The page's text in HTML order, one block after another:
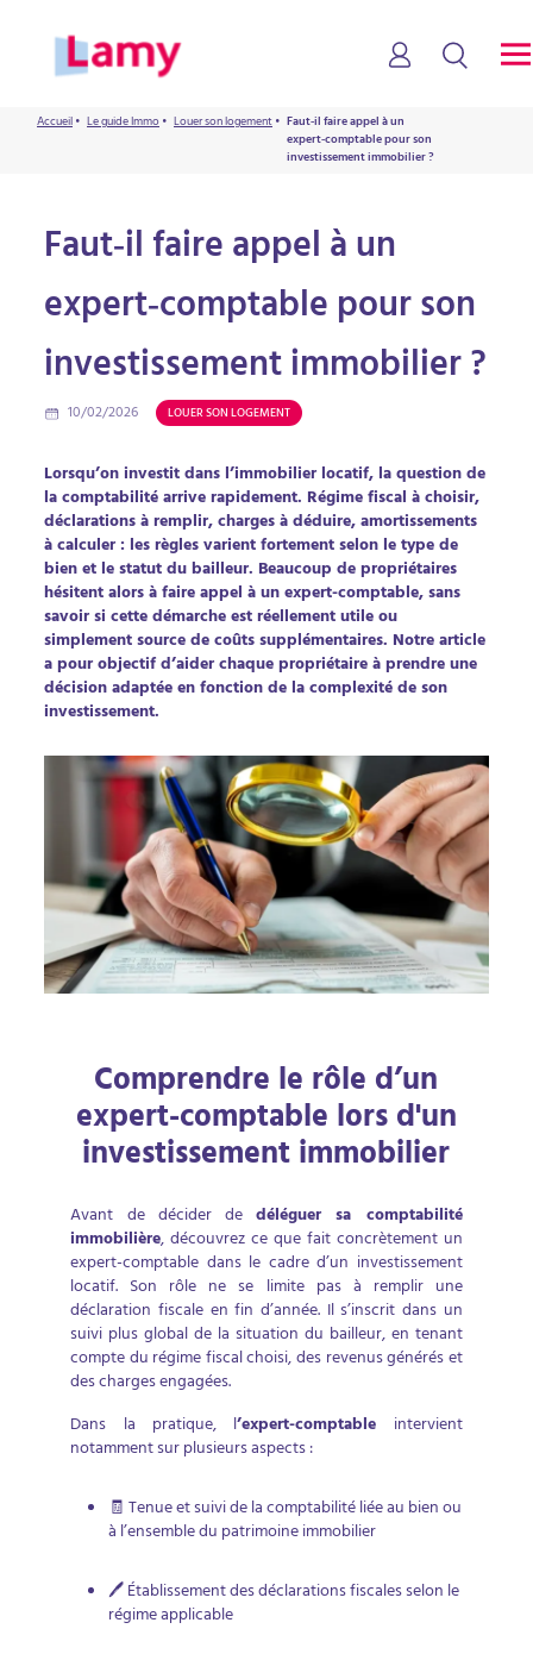
Accueil• Le guide Immo• Louer son logement• Faut‑il faire appel à un
expert‑comptable pour son
investissement immobilier ?
Faut‑il faire appel à un
expert‑comptable pour son
investissement immobilier ?
10/02/2026 LOUER SON LOGEMENT
Lorsqu’on investit dans l’immobilier locatif, la question de
la comptabilité arrive rapidement. Régime fiscal à choisir,
déclarations à remplir, charges à déduire, amortissements
à calculer : les règles varient fortement selon le type de
bien et le statut du bailleur. Beaucoup de propriétaires
hésitent alors à faire appel à un expert-comptable, sans
savoir si cette démarche est réellement utile ou
simplement source de coûts supplémentaires. Notre article
a pour objectif d’aider chaque propriétaire à prendre une
décision adaptée en fonction de la complexité de son
investissement.
Comprendre le rôle d’un
expert-comptable lors d'un
investissement immobilier
Avant de décider dedéléguer sa comptabilité
immobilière, découvrez ce que fait concrètement un
expert-comptable dans le cadre d’un investissement
locatif. Son rôle ne se limite pas à remplir une
déclaration fiscale en fin d’année. Il s’inscrit dans un
suivi plus global de la situation du bailleur, en tenant
compte du régime fiscal choisi, des revenus générés et
des charges engagées.
Dans la pratique, l’expert-comptable intervient
notamment sur plusieurs aspects :
🧾 Tenue et suivi de la comptabilité liée au bien ou
à l’ensemble du patrimoine immobilier
🖊️ Établissement des déclarations fiscales selon le
régime applicable